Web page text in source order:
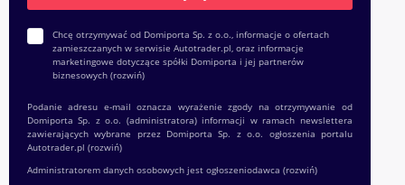
Chcę otrzymywać od Domiporta Sp. z o.o., informacje o ofertach
zamieszczanych w serwisie Autotrader.pl, oraz informacje
marketingowe dotyczące spółki Domiporta i jej partnerów
biznesowych (rozwiń)
Podanie adresu e-mail oznacza wyrażenie zgody na otrzymywanie od
Domiporta Sp. z o.o. (administratora) informacji w ramach newslettera
zawierających wybrane przez Domiporta Sp. z o.o. ogłoszenia portalu
Autotrader.pl (rozwiń)
Administratorem danych osobowych jest ogłoszeniodawca (rozwiń)